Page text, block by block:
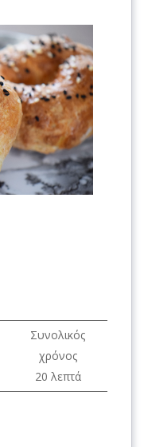
Συνολικός
χρόνος
20 λεπτά